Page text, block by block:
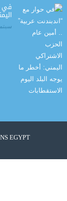
في
سبتمبر 02,
EGYPT